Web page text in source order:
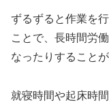
ずるずると作業を
ことで、長時間労
なったりすること
就寝時間や起床時